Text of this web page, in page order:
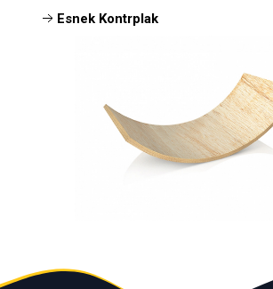
Esnek Kontrplak